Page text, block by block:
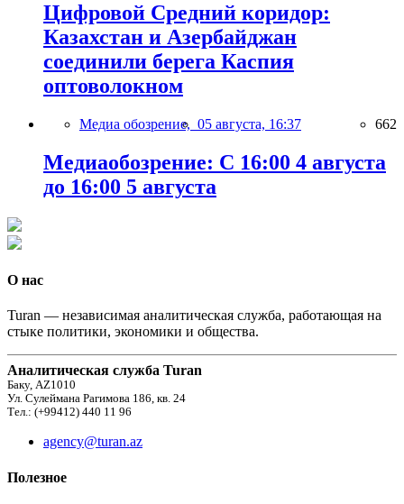
Цифровой Средний коридор:
Казахстан и Азербайджан
соединили берега Каспия
оптоволокном
Медиа обозрение, 05 августа, 16:37 662
Медиаобозрение: С 16:00 4 августа
до 16:00 5 августа
О нас
Turan — независимая аналитическая служба, работающая на
стыке политики, экономики и общества.
Аналитическая служба Turan
Баку, AZ1010
Ул. Сулеймана Рагимова 186, кв. 24
Тел.: (+99412) 440 11 96
agency@turan.az
Полезное